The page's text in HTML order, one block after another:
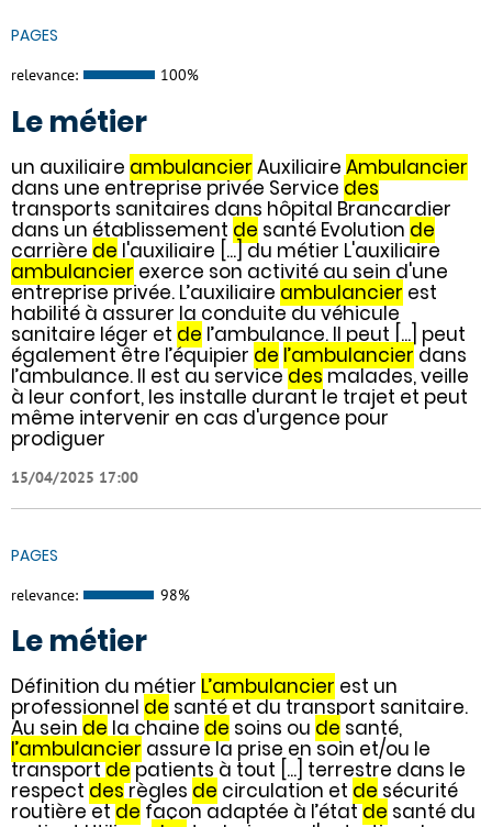
PAGES
relevance: 100%
Le métier
un auxiliaire ambulancier Auxiliaire Ambulancier
dans une entreprise privée Service des
transports sanitaires dans hôpital Brancardier
dans un établissement de santé Evolution de
carrière de l'auxiliaire [...] du métier L'auxiliaire
ambulancier exerce son activité au sein d'une
entreprise privée. L’auxiliaire ambulancier est
habilité à assurer la conduite du véhicule
sanitaire léger et de l’ambulance. Il peut [...] peut
également être l’équipier de l’ambulancier dans
l’ambulance. Il est au servicedesmalades, veille
à leur confort, les installe durant le trajet et peut
même intervenir en cas d'urgence pour
prodiguer
15/04/2025 17:00
PAGES
relevance: 98%
Le métier
Définition du métier L’ambulancier est un
professionnel de santé et du transport sanitaire.
Au sein de la chaine de soins ou de santé,
l’ambulancier assure la prise en soin et/ou le
transportdepatients à tout [...] terrestre dans le
respect desrègles de circulation et de sécurité
routière etde façon adaptée à l’étatde santé du